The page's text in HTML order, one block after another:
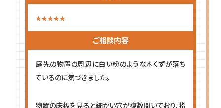
ご相談内容
庭先の物置の周辺に白い粉のような木くずが落ち
ているのに気づきました。
物置の床板を見ると細かい穴が複数開いており、指